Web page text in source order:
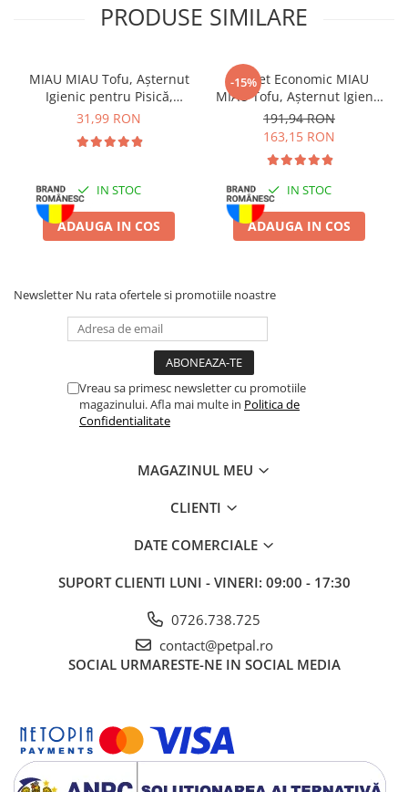
PRODUSE SIMILARE
MIAU MIAU Tofu, Așternut
Igienic pentru Pisică,
Lavandă, 6L
31,99 RON
IN STOC
ADAUGA IN COS
-15%
Pachet Economic MIAU
MIAU Tofu, Așternut Igienic
pentru Pisică, Lavandă,
6x6L
191,94 RON
163,15 RON
IN STOC
ADAUGA IN COS
Newsletter Nu rata ofertele si promotiile noastre
Vreau sa primesc newsletter cu promotiile
magazinului. Afla mai multe in Politica de
Confidentialitate
MAGAZINUL MEU
CLIENTI
DATE COMERCIALE
SUPORT CLIENTI LUNI - VINERI: 09:00 - 17:30
0726.738.725
contact@petpal.ro
SOCIAL URMARESTE-NE IN SOCIAL MEDIA